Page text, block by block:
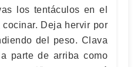
los tentáculos en el
Deja hervir por
del peso. Clava
parte de arriba como